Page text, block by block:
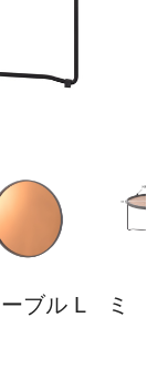
ーブル L ミ